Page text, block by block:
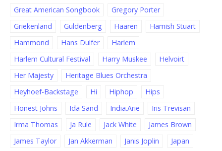
Great American Songbook
Gregory Porter
Griekenland
Guldenberg Haaren
Hamish Stuart
Hammond
Hans Dulfer
Harlem
Harlem Cultural Festival
Harry Muskee
Helvoirt
Her Majesty
Heritage Blues Orchestra
Heyhoef-Backstage
Hi Hiphop
Hips
Honest Johns
Ida Sand India.Arie
Iris Trevisan
Irma Thomas
Ja Rule Jack White
James Brown
James Taylor
Jan Akkerman Janis Joplin
Japan